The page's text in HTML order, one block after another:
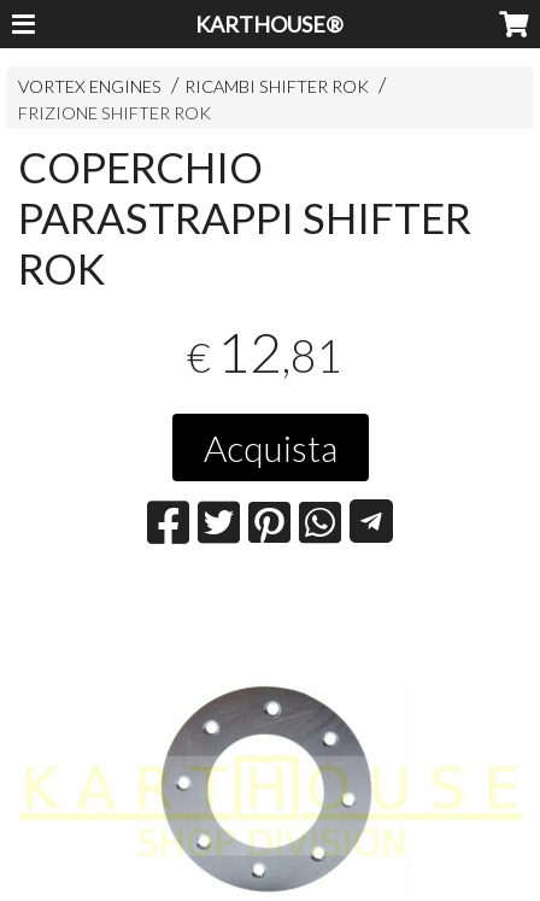
KARTHOUSE®
VORTEX ENGINES
RICAMBI SHIFTER ROK
FRIZIONE SHIFTER ROK
COPERCHIO
PARASTRAPPI SHIFTER
ROK
€ 12,81
Acquista